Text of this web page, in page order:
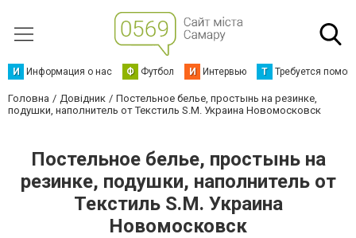
И Информация о нас Ф Футбол И Интервью Т Требуется
Головна Довідник
Постельное белье, простынь на резинке,
подушки, наполнитель от Текстиль S.M. Украина Новомосковск
Постельное белье, простынь на
резинке, подушки, наполнитель от
Текстиль S.M. Украина
Новомосковск